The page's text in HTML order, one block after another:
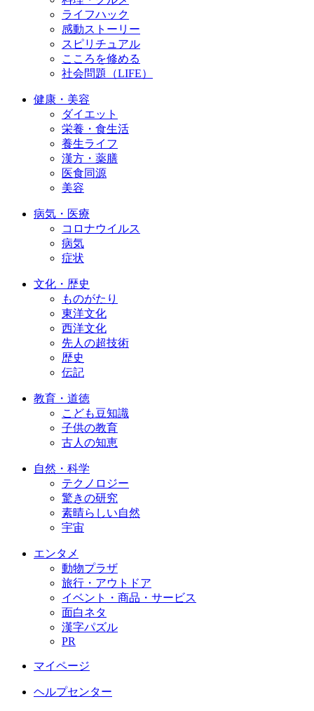
ライフハック
感動ストーリー
スピリチュアル
こころを修める
社会問題（LIFE）
健康・美容
ダイエット
栄養・食生活
養生ライフ
漢方・薬膳
医食同源
美容
病気・医療
コロナウイルス
病気
症状
文化・歴史
ものがたり
東洋文化
西洋文化
先人の超技術
歴史
伝記
教育・道徳
こども豆知識
子供の教育
古人の知恵
自然・科学
テクノロジー
驚きの研究
素晴らしい自然
宇宙
エンタメ
動物プラザ
旅行・アウトドア
イベント・商品・サービス
面白ネタ
漢字パズル
PR
マイページ
ヘルプセンター